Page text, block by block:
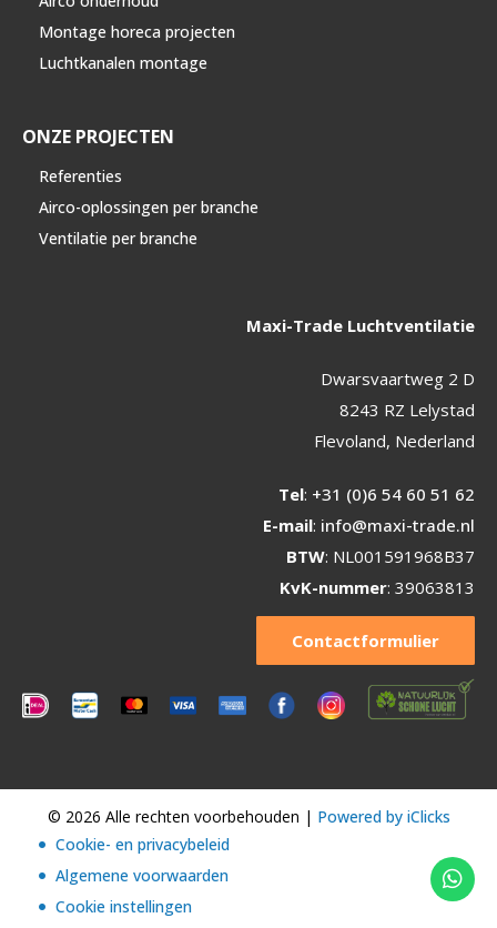
Montage horeca projecten
Luchtkanalen montage
ONZE PROJECTEN
Referenties
Airco-oplossingen per branche
Ventilatie per branche
Maxi-Trade Luchtventilatie
Dwarsvaartweg 2 D
8243 RZ Lelystad
Flevoland, Nederland
Tel: +31 (0)6 54 60 51 62
E-mail: info@maxi-trade.nl
BTW: NL001591968B37
KvK-nummer: 39063813
Contactformulier
© 2026 Alle rechten voorbehouden | Powered by iClicks
Cookie- en privacybeleid
Algemene voorwaarden
Cookie instellingen